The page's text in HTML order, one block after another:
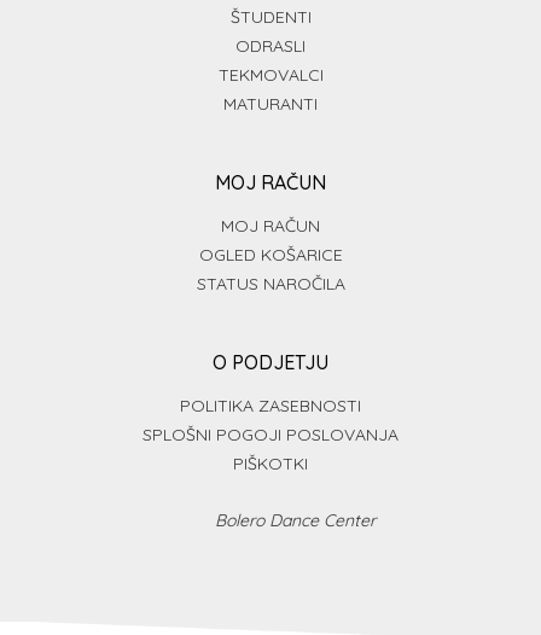
ŠTUDENTI
ODRASLI
TEKMOVALCI
MATURANTI
MOJ RAČUN
MOJ RAČUN
OGLED KOŠARICE
STATUS NAROČILA
O PODJETJU
POLITIKA ZASEBNOSTI
SPLOŠNI POGOJI POSLOVANJA
PIŠKOTKI
Bolero Dance Center